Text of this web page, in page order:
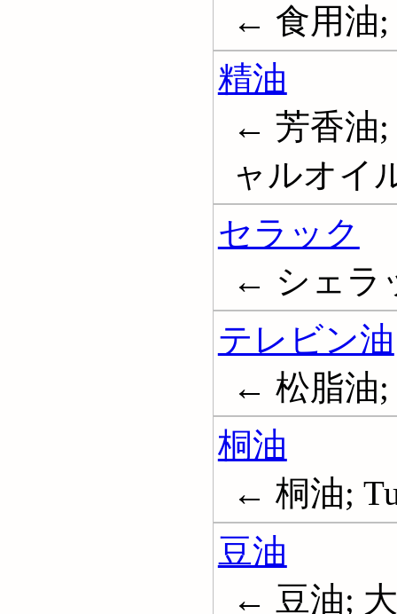
← 食用油;
精油
← 芳香油;
ャルオイ
セラック
← シェラ
テレビン油
← 松脂油;
桐油
← 桐油;
豆油
← 豆油;